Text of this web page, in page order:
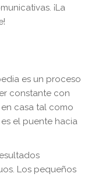
¡La
es un proceso
constante con
casa tal como
el puente hacia
Los pequeños